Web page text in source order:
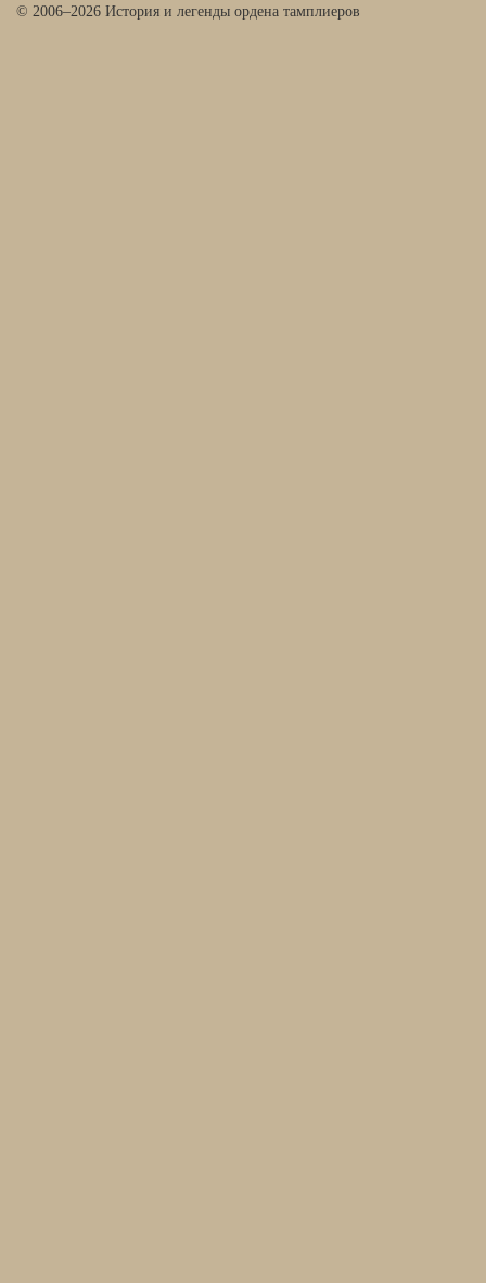
© 2006–2026 История и легенды ордена тамплиеров